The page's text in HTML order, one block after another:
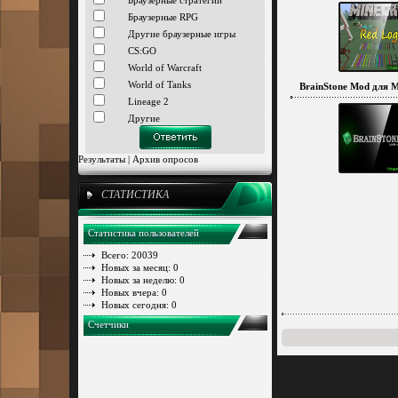
Браузерные RPG
Другие браузерные игры
CS:GO
World of Warcraft
World of Tanks
Lineage 2
Другие
Результаты | Архив опросов
СТАТИСТИКА
Статистика пользователей
Всего: 20039
Новых за месяц: 0
Новых за неделю: 0
Новых вчера: 0
Новых сегодня: 0
Счетчики
BrainStone Mod для